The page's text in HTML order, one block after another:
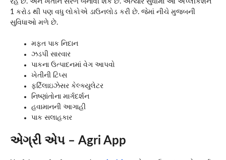
રહે છે. અને ખેતીને સરળ બનાવી શકે છે. અત્યાર સુધીમાં આ એપ્લીકેશન
1 કરોડ થી પણ વધુ લોકોએ ડાઉનલોડ કરી છે. જેમાં નીચે મુજબની
સુવિધાઓ મળે છે.
મફત પાક નિદાન
ઝડપી સારવાર
પાકના ઉત્પાદનમાં વેગ આપવો
ખેતીની ટિપ્સ
ફર્ટિલાઇઝેસર કેલ્ક્યુલેટર
નિષ્ણાંતોના માર્ગદર્શન
હવામાનની આગાહી
પાક સલાહકાર
એગ્રી એપ – Agri App